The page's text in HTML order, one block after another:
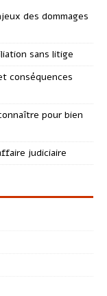
des dommages
sans litige
conséquences
pour bien
judiciaire